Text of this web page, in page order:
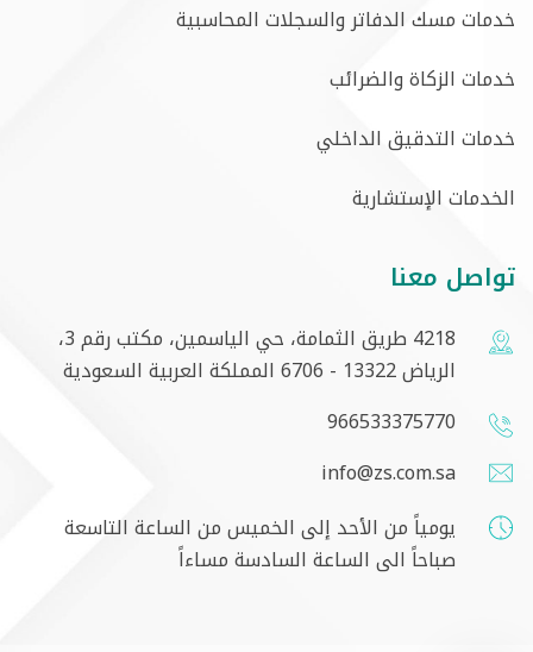
خدمات مسك الدفاتر والسجلات المحاسبية
خدمات الزكاة والضرائب
خدمات التدقيق الداخلي
الخدمات الإستشارية
تواصل معنا
4218 طريق الثمامة، حي الياسمين، مكتب رقم 3،
الرياض 13322 - 6706 المملكة العربية السعودية
966533375770
info@zs.com.sa
يومياً من الأحد إلى الخميس من الساعة التاسعة
صباحاً الى الساعة السادسة مساءاً